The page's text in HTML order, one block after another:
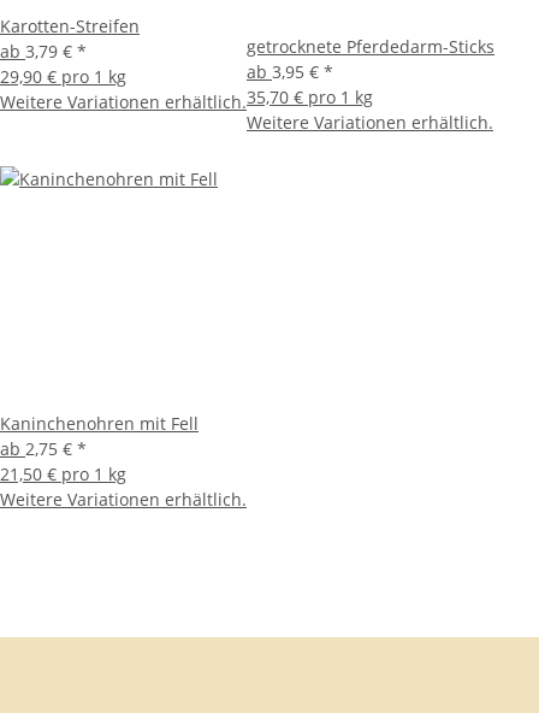
Karotten-Streifen
ab 3,79 € *
29,90 € pro 1 kg
Weitere Variationen erhältlich.
getrocknete Pferdedarm-Sticks
ab 3,95 € *
35,70 € pro 1 kg
Weitere Variationen erhältlich.
Kaninchenohren mit Fell
ab 2,75 € *
21,50 € pro 1 kg
Weitere Variationen erhältlich.